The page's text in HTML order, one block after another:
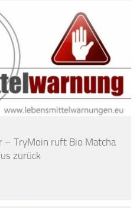
– TryMoin ruft Bio Matcha
zurück